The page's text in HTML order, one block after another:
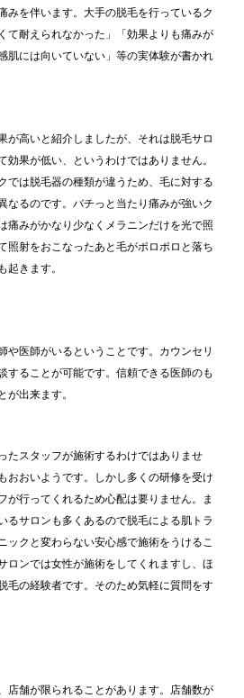
みを伴います。大手の脱毛を行っているク
て耐えられなかった」「効果よりも痛みが
肌には向いていない」等の実体験が書かれ
が高いと紹介しましたが、それは脱毛サロ
効果が低い、というわけではありません。
では脱毛器の種類が違うため、毛に対する
なるのです。バチっと当たり痛みが強いク
痛みがかなり少なくメラニンだけを光で照
照射をおこなったあと毛がポロポロと落ち
起きます。
や医師がいるということです。カウンセリ
することが可能です。信頼できる医師のも
が出来ます。
たスタッフが施術するわけではありませ
おおいようです。しかし多くの研修を受け
が行ってくれるため心配は要りません。ま
るサロンも多くあるので脱毛による肌トラ
ックと変わらない安心感で施術をうけるこ
ロンでは女性が施術をしてくれますし、ほ
毛の経験者です。そのため気軽に質問をす
店舗が限られることがあります。店舗数が